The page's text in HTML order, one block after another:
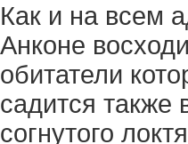
Как и на всем
Анконе
обитатели
садится
согнутого